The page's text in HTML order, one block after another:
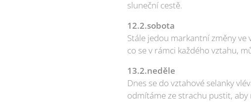
sluneční cestě.
12.2.sobota
Stále jedou markantní změny
co se v rámci každého vztahu,
13.2.neděle
Dnes se do vztahové selanky
odmítáme ze strachu pustit,